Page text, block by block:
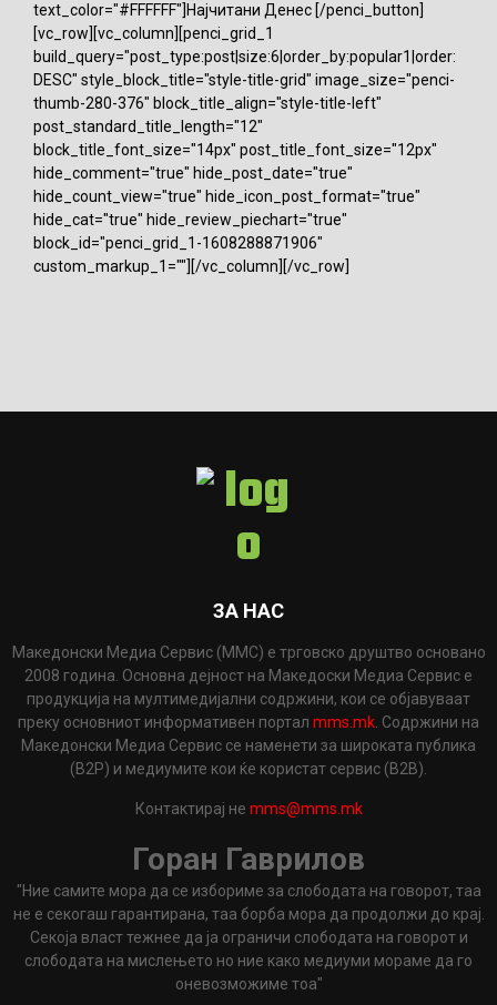
text_color="#FFFFFF"]Најчитани Денес [/penci_button]
[vc_row][vc_column][penci_grid_1
build_query="post_type:post|size:6|order_by:popular1|order:
DESC" style_block_title="style-title-grid" image_size="penci-
thumb-280-376" block_title_align="style-title-left"
post_standard_title_length="12"
block_title_font_size="14px" post_title_font_size="12px"
hide_comment="true" hide_post_date="true"
hide_count_view="true" hide_icon_post_format="true"
hide_cat="true" hide_review_piechart="true"
block_id="penci_grid_1-1608288871906"
custom_markup_1=""][/vc_column][/vc_row]
ЗА НАС
Македонски Медиа Сервис (ММС) е трговско друштво основано
2008 година. Основна дејност на Македоски Медиа Сервис е
продукција на мултимедијални содржини, кои се објавуваат
преку основниот информативен портал mms.mk . Содржини на
Македонски Медиа Сервис се наменети за широката публика
(B2P) и медиумите кои ќе користат сервис (B2B).
Контактирај не mms@mms.mk
Горан Гаврилов
"Ние самите мора да се избориме за слободата на говорот, таа
не е секогаш гарантирана, таа борба мора да продолжи до крај.
Секоја власт тежнее да ја ограничи слободата на говорот и
слободата на мислењето но ние како медиуми мораме да го
оневозможиме тоа"